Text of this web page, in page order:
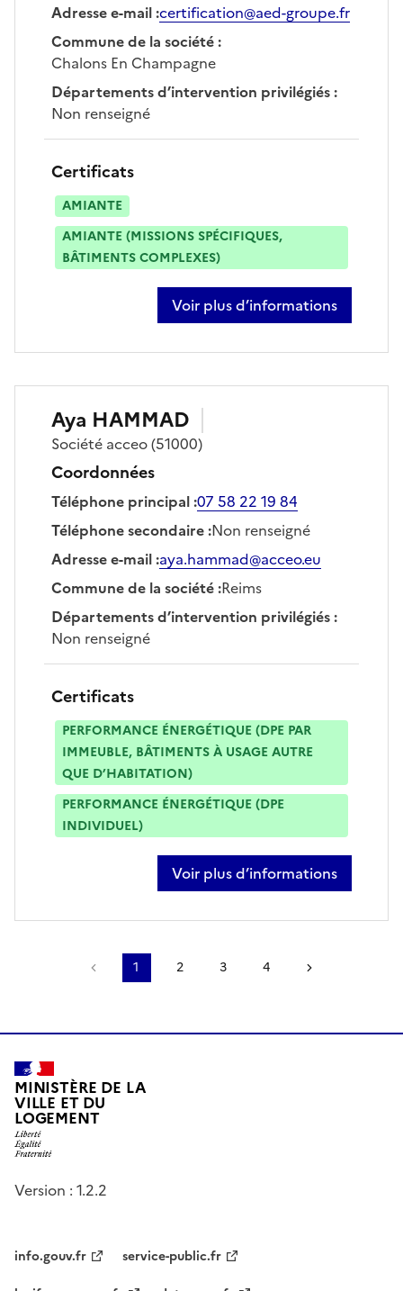
Adresse e-mail:certification@aed-groupe.fr
Commune de la société:
Chalons En Champagne
Départements d’intervention privilégiés:
Non renseigné
Certificats
AMIANTE
AMIANTE (MISSIONS SPÉCIFIQUES,
BÂTIMENTS COMPLEXES)
Voir plus d’informations
sur alexis dufour
Aya HAMMAD
Société acceo(51000)
Coordonnées
Téléphone principal:07 58 22 19 84
Téléphone secondaire:Non renseigné
Adresse e-mail:aya.hammad@acceo.eu
Commune de la société:Reims
Départements d’intervention privilégiés:
Non renseigné
Certificats
PERFORMANCE ÉNERGÉTIQUE (DPE PAR
IMMEUBLE, BÂTIMENTS À USAGE AUTRE
QUE D’HABITATION)
PERFORMANCE ÉNERGÉTIQUE (DPE
INDIVIDUEL)
Voir plus d’informations
sur aya hammad
Page précédente
1 2 3 4
MINISTÈRE DE LA
VILLE ET DU
LOGEMENT
Version : 1.2.2
info.gouv.fr
service-public.fr